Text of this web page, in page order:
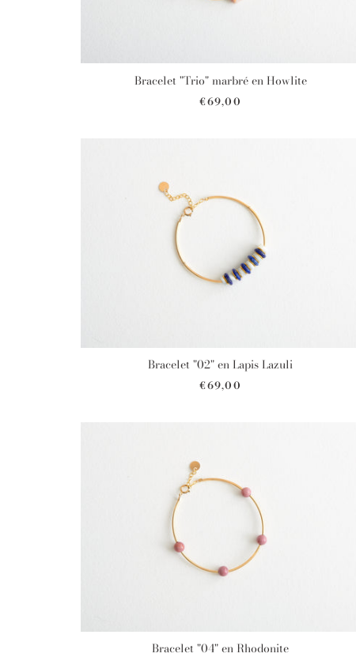
Bracelet "Trio" marbré en Howlite
€69,00
Bracelet "02" en Lapis Lazuli
€69,00
Bracelet "04" en Rhodonite